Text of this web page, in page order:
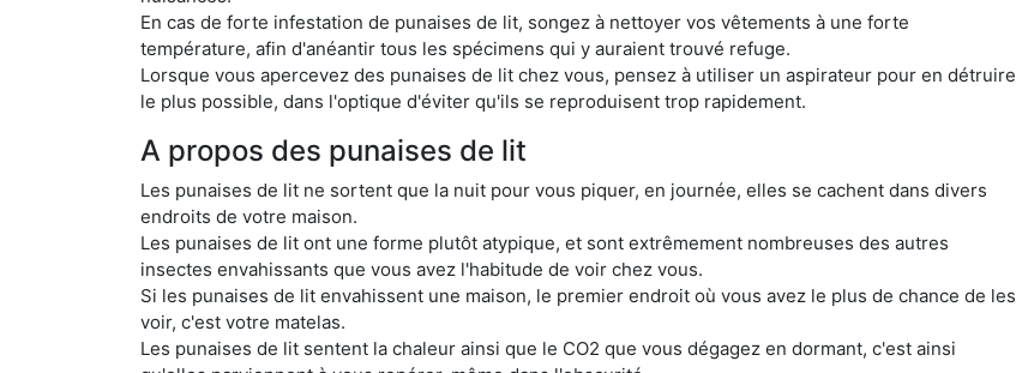
En cas de forte infestation de punaises de lit, songez à nettoyer vos vêtements à une forte
température, afin d'anéantir tous les spécimens qui y auraient trouvé refuge.
Lorsque vous apercevez des punaises de lit chez vous, pensez à utiliser un aspirateur pour en détruire
le plus possible, dans l'optique d'éviter qu'ils se reproduisent trop rapidement.
A propos des punaises de lit
Les punaises de lit ne sortent que la nuit pour vous piquer, en journée, elles se cachent dans divers
endroits de votre maison.
Les punaises de lit ont une forme plutôt atypique, et sont extrêmement nombreuses des autres
insectes envahissants que vous avez l'habitude de voir chez vous.
Si les punaises de lit envahissent une maison, le premier endroit où vous avez le plus de chance de les
voir, c'est votre matelas.
Les punaises de lit sentent la chaleur ainsi que le CO2 que vous dégagez en dormant, c'est ainsi